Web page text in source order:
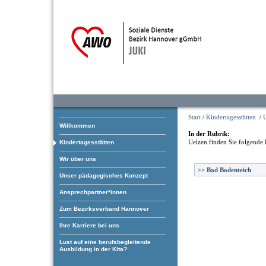
Willkommen
Kindertagesstätten
Wir über uns
Unser pädagogisches Konzept
Ansprechpartner*innen
Zum Bezirksverband Hannover
Ihre Karriere bei uns
Lust auf eine berufsbegleitende
Ausbildung in der Kita?
Start / Kindertagesstätten /
In der Rubrik:
Uelzen finden Sie folgende
>> Bad Bodenteich